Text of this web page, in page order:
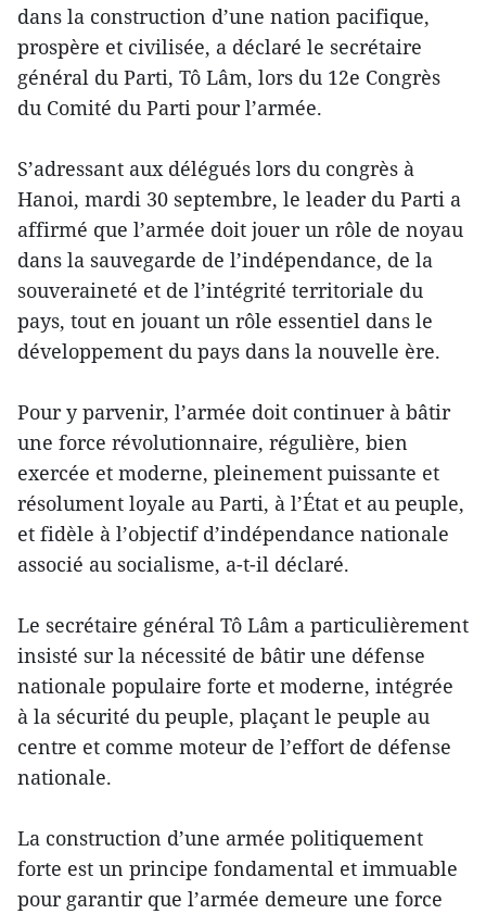
dans la construction d’une nation pacifique,
prospère et civilisée, a déclaré le secrétaire
général du Parti, Tô Lâm, lors du 12e Congrès
du Comité du Parti pour l’armée.
S’adressant aux délégués lors du congrès à
Hanoi, mardi 30 septembre, le leader du Parti a
affirmé que l’armée doit jouer un rôle de noyau
dans la sauvegarde de l’indépendance, de la
souveraineté et de l’intégrité territoriale du
pays, tout en jouant un rôle essentiel dans le
développement du pays dans la nouvelle ère.
Pour y parvenir, l’armée doit continuer à bâtir
une force révolutionnaire, régulière, bien
exercée et moderne, pleinement puissante et
résolument loyale au Parti, à l’État et au peuple,
et fidèle à l’objectif d’indépendance nationale
associé au socialisme, a-t-il déclaré.
Le secrétaire général Tô Lâm a particulièrement
insisté sur la nécessité de bâtir une défense
nationale populaire forte et moderne, intégrée
à la sécurité du peuple, plaçant le peuple au
centre et comme moteur de l’effort de défense
nationale.
La construction d’une armée politiquement
forte est un principe fondamental et immuable
pour garantir que l’armée demeure une force